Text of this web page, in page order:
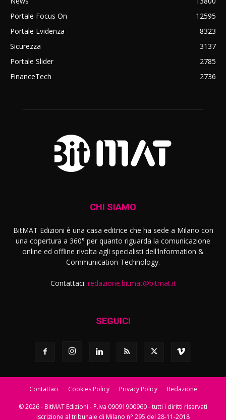
Portale Focus On
12595
Portale Evidenza
8323
Sicurezza
3137
Portale Slider
2785
FinanceTech
2736
CHI SIAMO
BitMAT Edizioni è una casa editrice che ha sede a Milano con
una copertura a 360° per quanto riguarda la comunicazione
online ed offline rivolta agli specialisti dell'lnformation &
Communication Technology.
Contattaci: redazione.bitmat@bitmat.it
SEGUICI
Contattaci Cookies Policy Privacy Policy Redazione
© 2026 - BitMAT Edizioni - P.Iva 09091900960 - tutti i diritti riservati
Iscrizione al tribunale di Milano n° 295 del 28-11-2018